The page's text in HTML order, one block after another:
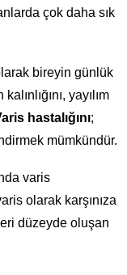
çok daha sık
bireyin günlük
yayılım
hastalığını;
mümkündür.
varis
olarak karşınıza
düzeyde oluşan